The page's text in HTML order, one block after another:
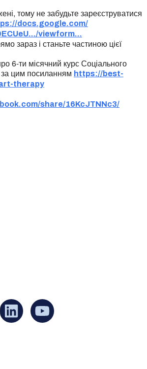
тому не забудьте зареєструватися
docs.google.com/
viewform…
зараз і станьте частиною цієї
6-ти місячний курс Соціального
цим посиланням https://best-
therapy
share/16KcJTNNc3/